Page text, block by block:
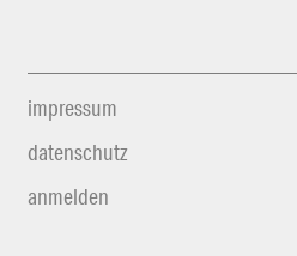
impressum
datenschutz
anmelden